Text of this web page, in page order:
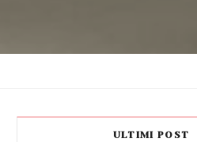
ULTIMI POST